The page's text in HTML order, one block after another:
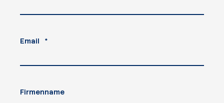
Email *
Firmenname